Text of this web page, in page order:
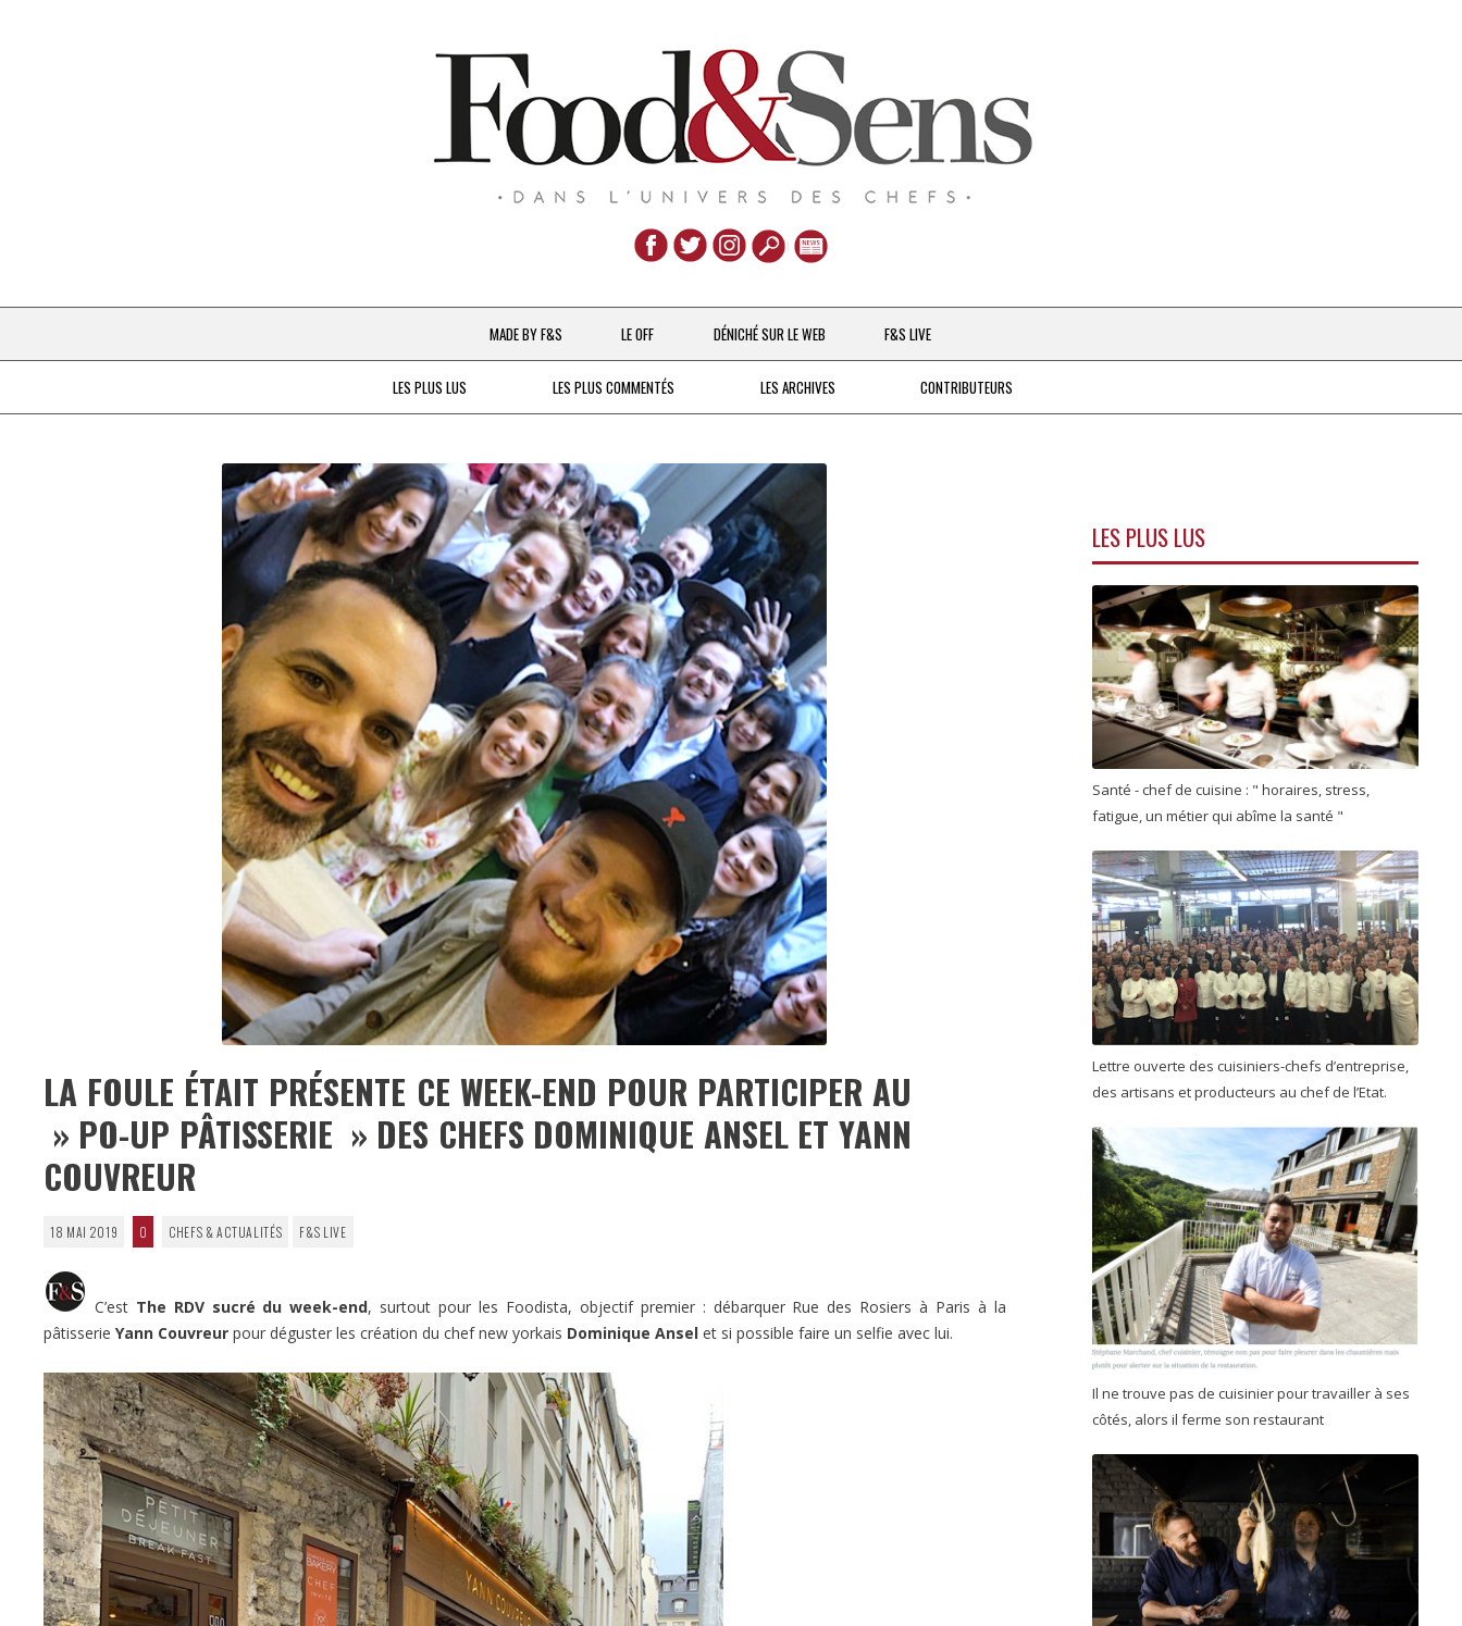
Aller
au
contenu
MADE BY F&S
CHEFS & ACTUALITÉS
À LA PETITE CUILLÈRE
DESTIN DE FEMME
V…DE VOYAGE
LE OFF DÉNICHÉ SUR LE WEB F&S LIVE
LES PLUS LUS LES PLUS COMMENTÉS LES ARCHIVES CONTRIBUTEURS
LA FOULE ÉTAIT PRÉSENTE CE WEEK-END POUR PARTICIPER AU
» PO-UP PÂTISSERIE » DES CHEFS DOMINIQUE ANSEL ET YANN
COUVREUR
18 MAI 2019 0 CHEFS & ACTUALITÉS F&S LIVE
C’est The RDV sucré du week-end, surtout pour les Foodista, objectif premier : débarquer Rue des Rosiers à Paris à la
pâtisserie Yann Couvreur pour déguster les création du chef new yorkais Dominique Ansel et si possible faire un selfie avec lui.
LES PLUS LUS
Santé - chef de cuisine : " horaires, stress,
fatigue, un métier qui abîme la santé "
Lettre ouverte des cuisiniers-chefs d’entreprise,
des artisans et producteurs au chef de l’Etat.
Il ne trouve pas de cuisinier pour travailler à ses
côtés, alors il ferme son restaurant